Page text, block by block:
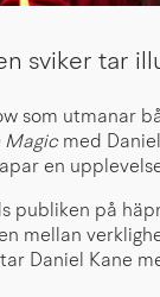
sviker tar
som utmanar
Magicmed
en
publiken på
mellan
Daniel Kane